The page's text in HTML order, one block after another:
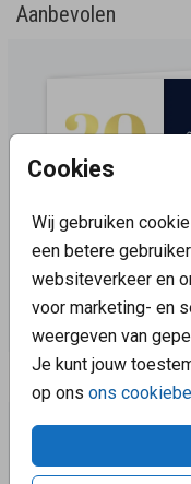
Cookies
Wij gebruiken
een betere
websiteverkeer en
voor marketing- en
weergeven van
Je kunt jouw
op ons ons
Aanbevolen
Aanbevolen